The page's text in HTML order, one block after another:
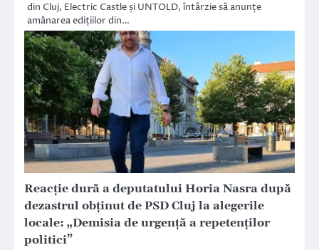
din Cluj, Electric Castle și UNTOLD, întârzie să anunțe
amânarea edițiilor din…
Reacție dură a deputatului Horia Nasra după
dezastrul obținut de PSD Cluj la alegerile
locale: „Demisia de urgență a repetenților
politici”